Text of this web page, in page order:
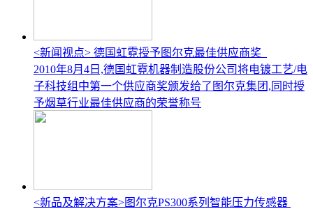
<新闻视点> 德国虹霓授予图尔克最佳供应商奖
2010年8月4日,德国虹霓机器制造股份公司将电镀工艺/电
子科技组中第一个供应商奖颁发给了图尔克集团,同时授
予烟草行业最佳供应商的荣誉称号
<新品及解决方案>图尔克PS300系列智能压力传感器